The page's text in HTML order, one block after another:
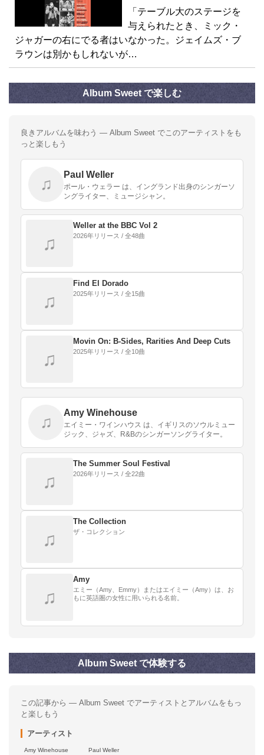
「テーブル大のステージを
与えられたとき、ミック・
ジャガーの右にでる者はいなかった。ジェイムズ・ブ
ラウンは別かもしれないが…
Album Sweet で楽しむ
良きアルバムを味わう — Album Sweet でこのアーティストをも
っと楽しもう
♫
Paul Weller
ポール・ウェラー は、イングランド出身のシンガーソ
ングライター、ミュージシャン。
♫
Weller at the BBC Vol 2
2026年リリース / 全48曲
♫
Find El Dorado
2025年リリース / 全15曲
♫
Movin On: B‐Sides, Rarities And Deep Cuts
2025年リリース / 全10曲
♫
Amy Winehouse
エイミー・ワインハウス は、イギリスのソウルミュー
ジック、ジャズ、R&Bのシンガーソングライター。
♫
The Summer Soul Festival
2026年リリース / 全22曲
♫
The Collection
ザ・コレクション
♫
Amy
エミー（Amy、Emmy）またはエイミー（Amy）は、お
もに英語圏の女性に用いられる名前。
Album Sweet で体験する
この記事から — Album Sweet でアーティストとアルバムをもっ
と楽しもう
アーティスト
Amy Winehouse Paul Weller